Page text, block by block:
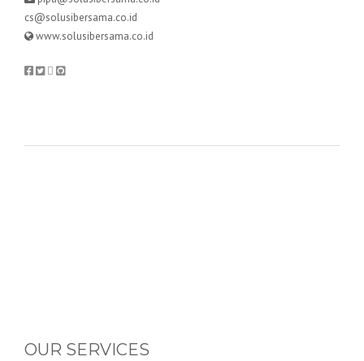
cs@solusibersama.co.id
www.solusibersama.co.id
OUR SERVICES